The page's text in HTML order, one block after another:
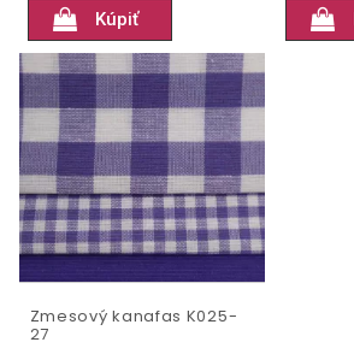
Kúpiť
Zmesový kanafas K025-
27